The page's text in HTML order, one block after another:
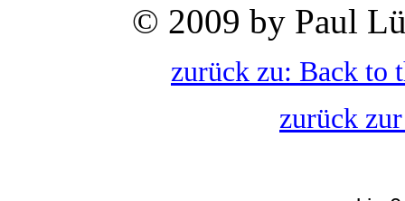
© 2009 by Paul
zurück zu: Back to
zurück